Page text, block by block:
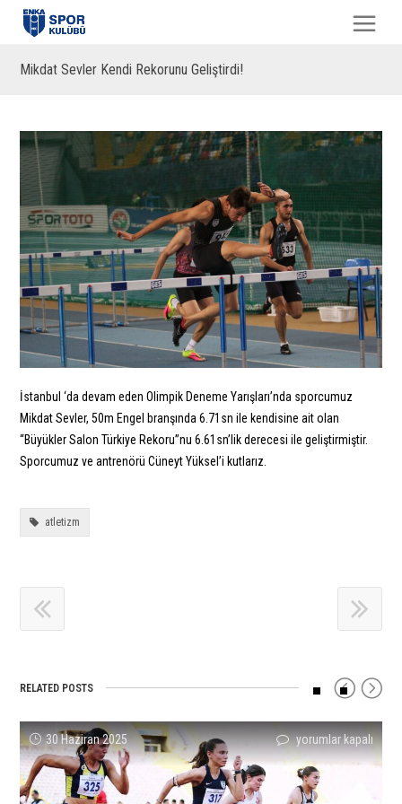
Mikdat Sevler Kendi Rekorunu Geliştirdi!
İstanbul ‘da devam eden Olimpik Deneme Yarışları’nda sporcumuz
Mikdat Sevler, 50m Engel branşında 6.71sn ile kendisine ait olan
“Büyükler Salon Türkiye Rekoru”nu 6.61sn’lik derecesi ile geliştirmiştir.
Sporcumuz ve antrenörü Cüneyt Yüksel’i kutlarız.
atletizm
RELATED POSTS
30 Haziran 2025
Sıla
Koloğlu’ndan
U23Türkiye
yorumlar kapalı
U20
Kulüpler
Türkiye
yorumlar kapalı
İlkay
Aydemir’den
Türkiye
yorumlar kapalı
Ömer
Faruk
Çanakçı’dan
yorumlar kapalı
Sporcumuz
Miktat
Sevler’den
yorumlar kapalı
Salih
Korkmaz
Avrupa
yorumlar kapalı